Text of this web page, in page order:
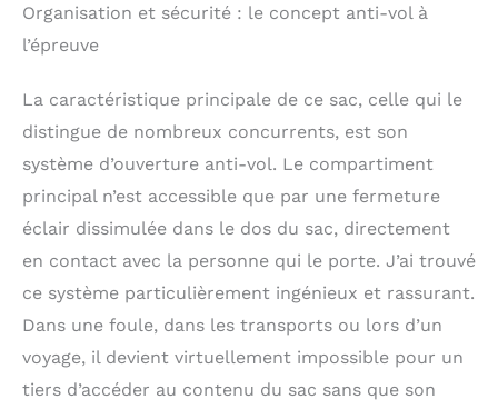
Organisation et sécurité : le concept anti-vol à
l’épreuve
La caractéristique principale de ce sac, celle qui le
distingue de nombreux concurrents, est son
système d’ouverture anti-vol. Le compartiment
principal n’est accessible que par une fermeture
éclair dissimulée dans le dos du sac, directement
en contact avec la personne qui le porte. J’ai trouvé
ce système particulièrement ingénieux et rassurant.
Dans une foule, dans les transports ou lors d’un
voyage, il devient virtuellement impossible pour un
tiers d’accéder au contenu du sac sans que son